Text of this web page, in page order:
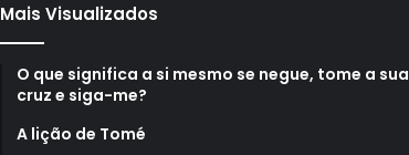
Mais Visualizados
O que significa a si mesmo se negue, tome a sua
cruz e siga-me?
A lição de Tomé